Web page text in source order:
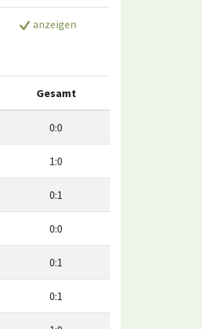
anzeigen
Gesamt
0:0
1:0
0:1
0:0
0:1
0:1